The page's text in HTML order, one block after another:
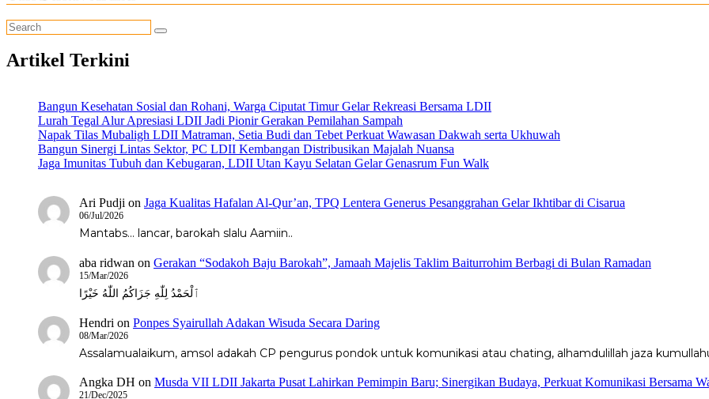
Artikel Terkini
Bangun Kesehatan Sosial dan Rohani, Warga Ciputat Timur Gelar Rekreasi Bersama LDII
Lurah Tegal Alur Apresiasi LDII Jadi Pionir Gerakan Pemilahan Sampah
Napak Tilas Mubaligh LDII Matraman, Setia Budi dan Tebet Perkuat Wawasan Dakwah serta Ukhuwah
Bangun Sinergi Lintas Sektor, PC LDII Kembangan Distribusikan Majalah Nuansa
Jaga Imunitas Tubuh dan Kebugaran, LDII Utan Kayu Selatan Gelar Genasrum Fun Walk
Ari Pudji on Jaga Kualitas Hafalan Al-Qur’an, TPQ Lentera Generus Pesanggrahan Gelar Ikhtibar di Cisarua
06/Jul/2026
Mantabs... lancar, barokah slalu Aamiin..
aba ridwan on Gerakan “Sodakoh Baju Barokah”, Jamaah Majelis Taklim Baiturrohim Berbagi di Bulan Ramadan
15/Mar/2026
ٱلْحَمْدُ لِلّٰهِ جَزَاكُمُ اللّٰهُ خَيْرًا
Hendri on Ponpes Syairullah Adakan Wisuda Secara Daring
08/Mar/2026
Assalamualaikum, amsol adakah CP pengurus pondok untuk komunikasi atau chating, alhamdulillah jaza
Angka DH on Musda VII LDII Jakarta Pusat Lahirkan Pemimpin Baru; Sinergikan Budaya, Perkuat Komunikasi Bersama
21/Dec/2025